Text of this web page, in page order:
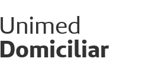
Unimed
Domiciliar